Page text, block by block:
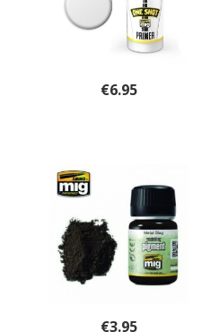
€6.95
€3.95